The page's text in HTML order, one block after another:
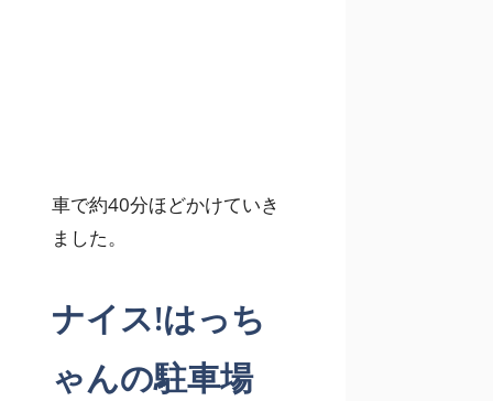
車で約40分ほどかけていき
ました。
ナイス!はっち
ゃんの駐車場